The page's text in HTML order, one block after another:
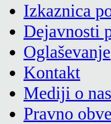
Izkaznica
Dejavnosti
Oglaševanje
Kontakt
Mediji o nas
Pravno